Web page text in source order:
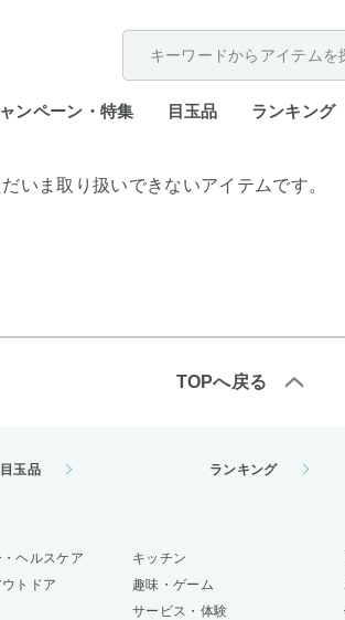
ンペーン・特集 目玉品 ランキング
いま取り扱いできないアイテムです。
TOPへ戻る
目玉品 ランキング
ヘルスケア キッチン
トドア 趣味・ゲーム
サービス・体験